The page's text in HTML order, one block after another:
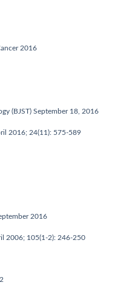
2016
(BJST) September 18, 2016
2016; 24(11): 575-589
2016
2006; 105(1-2): 246-250